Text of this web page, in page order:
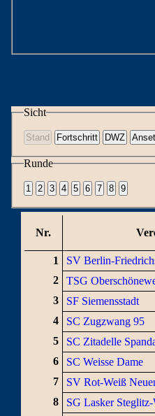
Sicht
Runde
Nr.
1 SV Berlin-
2
TSG
3
SF Siemensstadt
4
SC Zugzwang 95
5
SC Zitadelle
6
SC Weisse Dame
7
SV Rot-Weiß
8
SG Lasker